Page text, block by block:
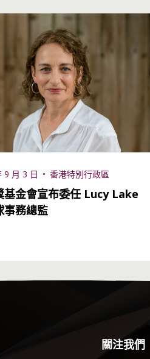
9 月 3 日 香港特別行政區
基金會宣布委任 Lucy Lake
事務總監
關注我們